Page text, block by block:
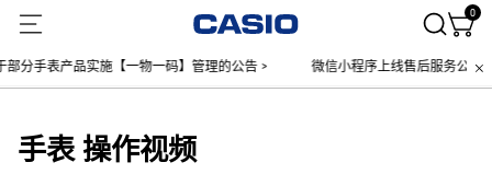
0
分手表产品实施【一物一码】管理的公告 > 微信小程序上线售后服务公告 >
手表 操作视频